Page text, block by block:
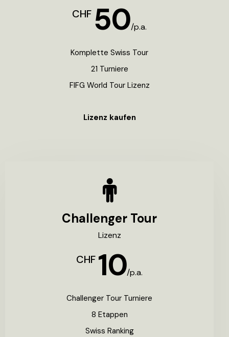
Challenger Tour
Lizenz
CHF 10/p.a.
Challenger Tour Turniere
8 Etappen
Swiss Ranking
CHF 50/p.a.
Komplette Swiss Tour
21 Turniere
FIFG World Tour Lizenz
Lizenz kaufen